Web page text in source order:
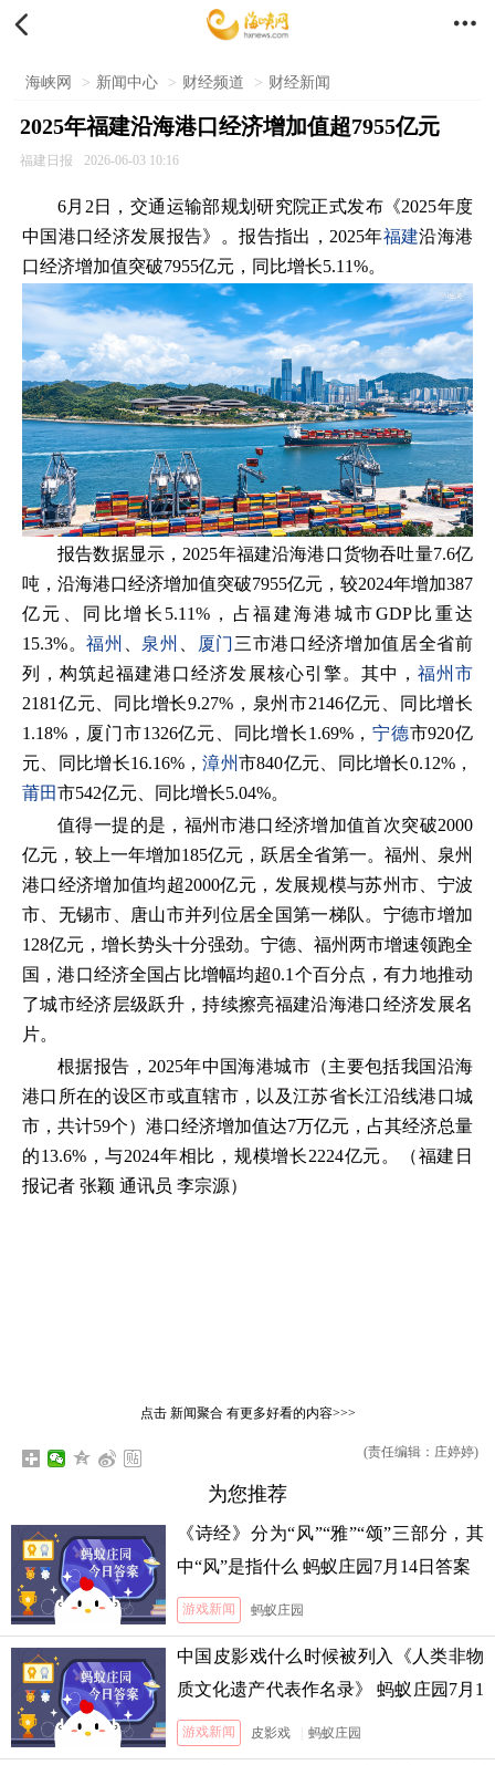
 
海峡网 > 新闻中心 > 财经频道 > 财经新闻
2025年福建沿海港口经济增加值超7955亿元
福建日报 2026-06-03 10:16
6月2日，交通运输部规划研究院正式发布《2025年度
中国港口经济发展报告》。报告指出，2025年福建沿海港
口经济增加值突破7955亿元，同比增长5.11%。
报告数据显示，2025年福建沿海港口货物吞吐量7.6亿
吨，沿海港口经济增加值突破7955亿元，较2024年增加387
亿元、同比增长5.11%，占福建海港城市GDP比重达
15.3%。福州 泉州 厦门 三市港口经济增加值居全省前
列，构筑起福建港口经济发展核心引擎。其中， 福州市
2181亿元、同比增长9.27%，泉州市2146亿元、同比增长
1.18%，厦门市1326亿元、同比增长1.69%，宁德市920亿
元、同比增长16.16%，漳州市840亿元、同比增长0.12%，
莆田市542亿元、同比增长5.04%。
值得一提的是，福州市港口经济增加值首次突破2000
亿元，较上一年增加185亿元，跃居全省第一。福州、泉州
港口经济增加值均超2000亿元，发展规模与苏州市、宁波
市、无锡市、唐山市并列位居全国第一梯队。宁德市增加
128亿元，增长势头十分强劲。宁德、福州两市增速领跑全
国，港口经济全国占比增幅均超0.1个百分点，有力地推动
了城市经济层级跃升，持续擦亮福建沿海港口经济发展名
片。
根据报告，2025年中国海港城市（主要包括我国沿海
港口所在的设区市或直辖市，以及江苏省长江沿线港口城
市，共计59个）港口经济增加值达7万亿元，占其经济总量
的13.6%，与2024年相比，规模增长2224亿元。（福建日
报记者 张颖 通讯员 李宗源）
点击 新闻聚合有更多好看的内容>>>
(责任编辑：庄婷婷)
为您推荐
《诗经》分为“风”“雅”“颂”三部分，其
中“风”是指什么 蚂蚁庄园7月14日答案
游戏新闻 蚂蚁庄园
中国皮影戏什么时候被列入《人类非物
质文化遗产代表作名录》 蚂蚁庄园7月1
3日答案
游戏新闻 皮影戏 蚂蚁庄园